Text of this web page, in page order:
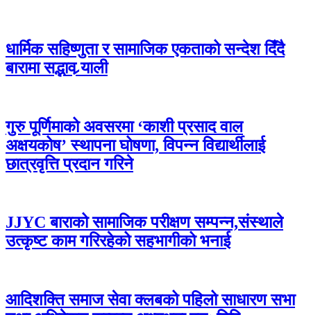
धार्मिक सहिष्णुता र सामाजिक एकताको सन्देश दिँदै
बारामा सद्भाव र्‍याली
गुरु पूर्णिमाको अवसरमा ‘काशी प्रसाद वाल
अक्षयकोष’ स्थापना घोषणा, विपन्न विद्यार्थीलाई
छात्रवृत्ति प्रदान गरिने
JJYC बाराको सामाजिक परीक्षण सम्पन्न,संस्थाले
उत्कृष्ट काम गरिरहेको सहभागीको भनाई
आदिशक्ति समाज सेवा क्लबको पहिलो साधारण सभा